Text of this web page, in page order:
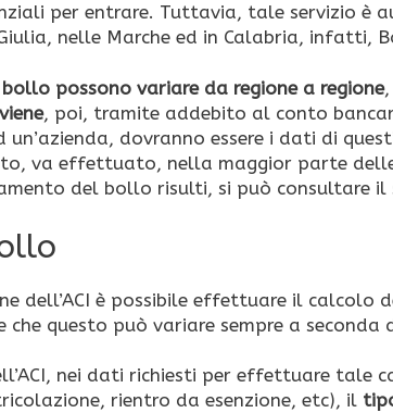
per entrare. Tuttavia, tale servizio è
nelle Marche ed in Calabria, infatti,
possono variare da regione a regione
, poi, tramite addebito al conto
dovranno essere i dati di
va effettuato, nella maggior parte
del bollo risulti, si può consultare il
dell’ACI è possibile effettuare il calcolo
che questo può variare sempre a
nei dati richiesti per effettuare tale
rientro da esenzione, etc), il